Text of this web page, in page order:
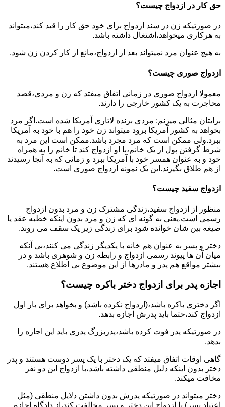
حق کار در ازدواج چیست؟
در صورتیکه زن در سند ازدواج برای خود حق کار را قید کند،میتواند
به هرکاری میخواهد،اشتغال داشته باشد.
به هیچ عنوان مرد نمیتواند بعد از ازدواج،مانع از کار کردن زن شود.
ازدواج صوری چیست؟
معمولا ازدواج صوری در زمانی اتفاق میفتد که زن و مردی،قصد
محاجرت به یک کشور خارجی را دارند.
برایتان مثالی میزنم: مردی برنده لاتاری آمریکا شده است.اگر مرد
بخواهد به کشور آمریکا برود میتواند زن خود را هم با خود به آمریکا
ببرد.ولی ممکن است که مرد مجرد باشد.ممکن است این مرد به
شرط گرفتن پول از یک خانم،با او ازدواج کند تا خانم را به همراه
خود و به عنوان همسر خود با آمریکا ببرد و زمانی که به آنجا رسیدند
از هم طلاق بگیرند.این یک نمونه ازدواج صوری است.
ازدواج سفید چیست؟
منظور از ازدواج سفید،زندگی مشترک زن و مرد بدون ازدواج
رسمی است.یعنی به گونه ای که زن و مرد بدون اینکه خطبه عقد یا
صیغه بین شان خوانده شود برای زندگی زیر یک سقف می روند.
دختر و پسر به عنوان هم خانه با یکدیگر زندگی می کنند،بی آنکه
میان آن ها پیوند رسمی ازدواج و رابطه زن و شوهری باشد و در
بیشتر مواقع هم پدر و مادرها از این موضوع بی اطلاع هستند.
اجازه پدر برای ازدواج دختر باکره چیست؟
اگر دختری باکره باشد،(ازدواج نکرده باشد) و بخواهد برای بار اول
ازدواج کند،حتما باید پدرش اجازه بدهد.
در صورتیکه پدر فوت کرده باشد،پدربزرگ پدری باید این اجازه را
بدهد.
گاهی اوقات اتفاق میفتد که یک دختر با یک پسر دوست هستند و پدر
دختر بدون اینکه دلیل منطقی داشته باشد،با ازدواج این دو نفر
مخافت میکند.
دختر میتواند در صورتیکه پدرش بدون داشتن دلایل منطقی (مثل
اعتیاد پسر) با ازدواج این دختر و پسر مخالفت کند،از دادگاه اجازه